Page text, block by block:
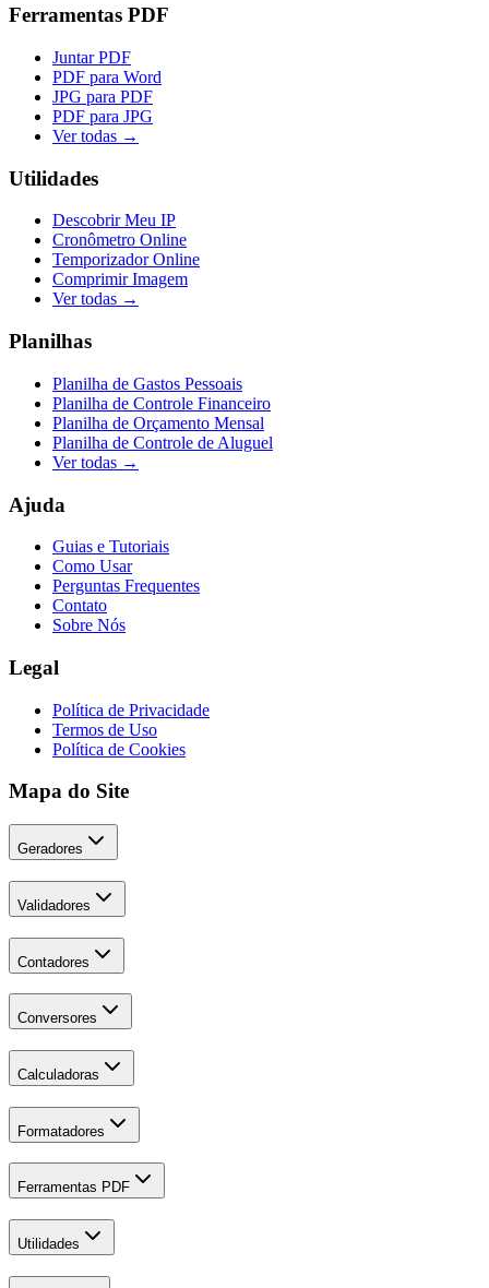
Ferramentas PDF
Juntar PDF
PDF para Word
JPG para PDF
PDF para JPG
Ver todas →
Utilidades
Descobrir Meu IP
Cronômetro Online
Temporizador Online
Comprimir Imagem
Ver todas →
Planilhas
Planilha de Gastos Pessoais
Planilha de Controle Financeiro
Planilha de Orçamento Mensal
Planilha de Controle de Aluguel
Ver todas →
Ajuda
Guias e Tutoriais
Como Usar
Perguntas Frequentes
Contato
Sobre Nós
Legal
Política de Privacidade
Termos de Uso
Política de Cookies
Mapa do Site
Geradores
Validadores
Contadores
Conversores
Calculadoras
Formatadores
Ferramentas PDF
Utilidades